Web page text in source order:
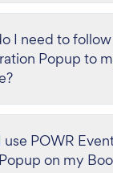
I need to
Popup to
POWR
on my